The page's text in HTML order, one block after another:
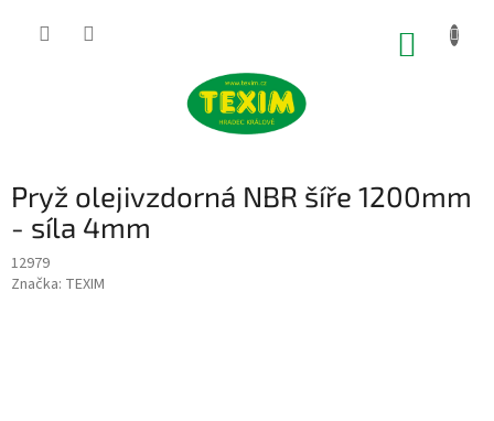
Pryž olejivzdorná NBR šíře 1200mm
- síla 4mm
12979
Značka: TEXIM